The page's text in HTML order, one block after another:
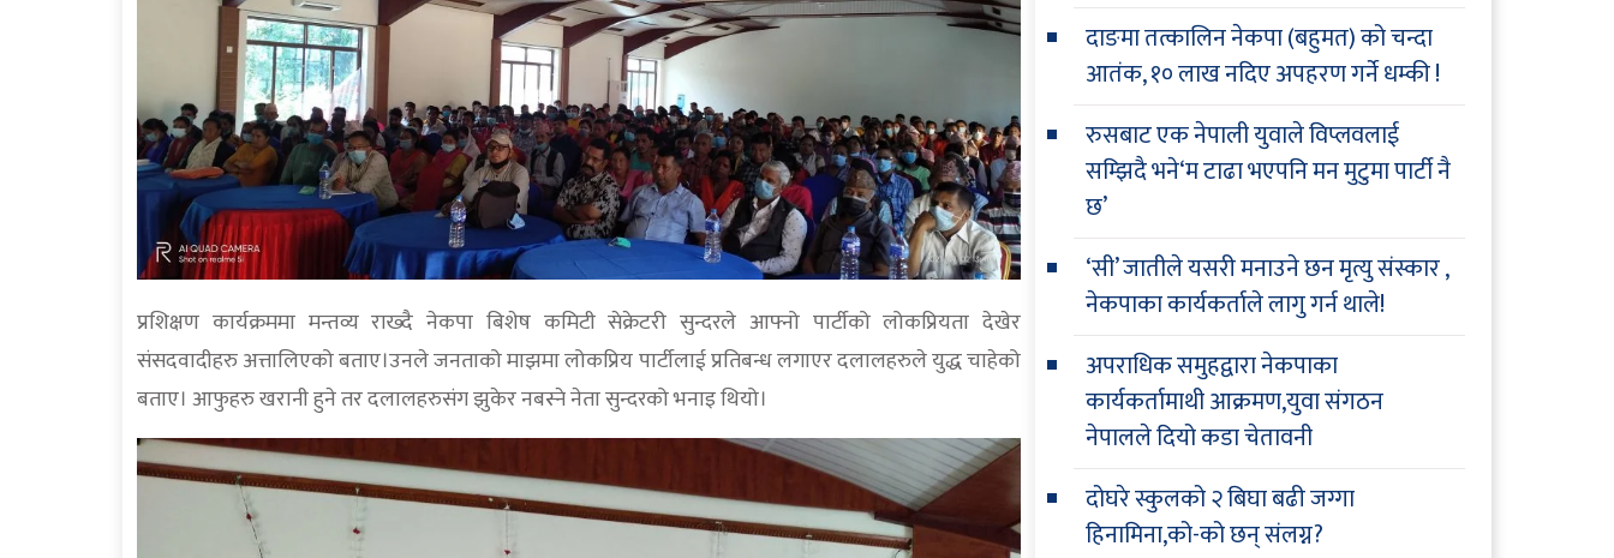
प्रशिक्षण कार्यक्रममा मन्तव्य राख्दै नेकपा बिशेष कमिटी सेक्रेटरी सुन्दरले आफ्नो पार्टीको लोकप्रियता देखेर
संसदवादीहरु अत्तालिएको बताए।उनले जनताको माझमा लोकप्रिय पार्टीलाई प्रतिबन्ध लगाएर दलालहरुले युद्ध चाहेको
बताए। आफुहरु खरानी हुने तर दलालहरुसंग झुकेर नबस्ने नेता सुन्दरको भनाइ थियो।
दाङमा तत्कालिन नेकपा (बहुमत) को चन्दा
आतंक, १० लाख नदिए अपहरण गर्ने धम्की !
रुसबाट एक नेपाली युवाले विप्लवलाई
सम्झिदै भने‘म टाढा भएपनि मन मुटुमा पार्टी नै
छ’
‘सी’ जातीले यसरी मनाउने छन मृत्यु संस्कार ,
नेकपाका कार्यकर्ताले लागु गर्न थाले!
अपराधिक समुहद्वारा नेकपाका
कार्यकर्तामाथी आक्रमण,युवा संगठन
नेपालले दियो कडा चेतावनी
दोघरे स्कुलको २ बिघा बढी जग्गा
हिनामिना,को-को छन् संलग्न?